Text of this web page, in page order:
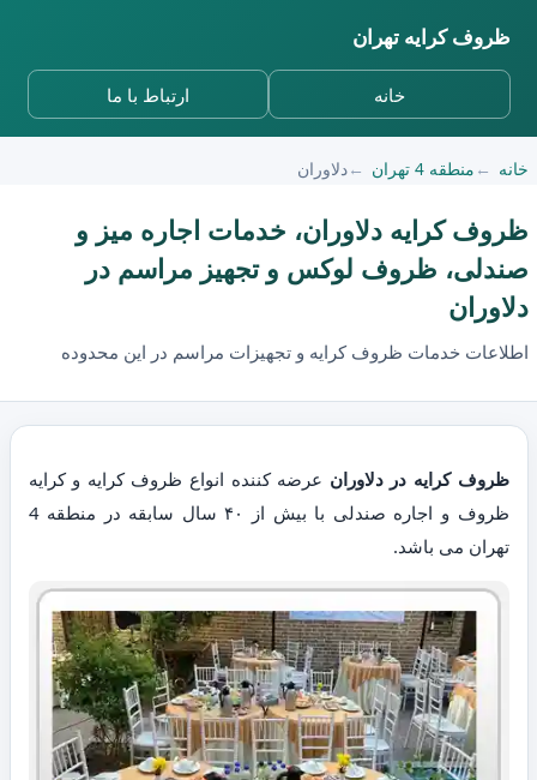
ظروف کرایه تهران
خانه ارتباط با ما
خانه منطقه 4 تهران دلاوران
ظروف کرایه دلاوران، خدمات اجاره میز و
صندلی، ظروف لوکس و تجهیز مراسم در
دلاوران
اطلاعات خدمات ظروف کرایه و تجهیزات مراسم در این محدوده
ظروف کرایه در دلاوران عرضه کننده انواع ظروف کرایه و کرایه
ظروف و اجاره صندلی با بیش از ۴۰ سال سابقه در منطقه 4
تهران می باشد.